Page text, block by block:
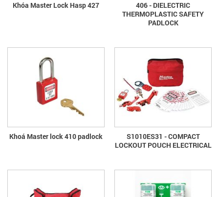
Khóa Master Lock Hasp 427
406 - DIELECTRIC
THERMOPLASTIC SAFETY
PADLOCK
Khoá Master lock 410 padlock
S1010ES31 - COMPACT
LOCKOUT POUCH ELECTRICAL